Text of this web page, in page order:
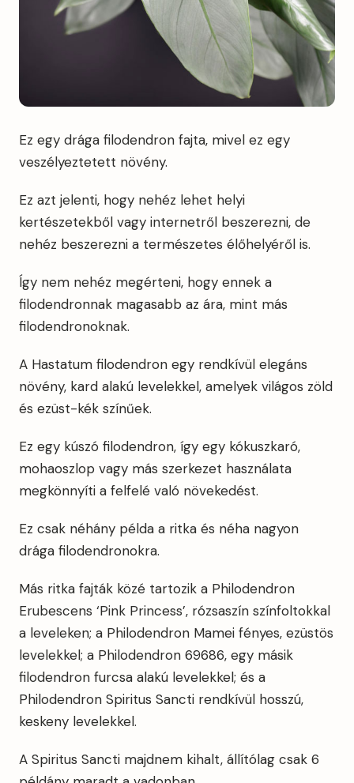
Ez egy drága filodendron fajta, mivel ez egy
veszélyeztetett növény.
Ez azt jelenti, hogy nehéz lehet helyi
kertészetekből vagy internetről beszerezni, de
nehéz beszerezni a természetes élőhelyéről is.
Így nem nehéz megérteni, hogy ennek a
filodendronnak magasabb az ára, mint más
filodendronoknak.
A Hastatum filodendron egy rendkívül elegáns
növény, kard alakú levelekkel, amelyek világos zöld
és ezüst-kék színűek.
Ez egy kúszó filodendron, így egy kókuszkaró,
mohaoszlop vagy más szerkezet használata
megkönnyíti a felfelé való növekedést.
Ez csak néhány példa a ritka és néha nagyon
drága filodendronokra.
Más ritka fajták közé tartozik a Philodendron
Erubescens ‘Pink Princess’, rózsaszín színfoltokkal
a leveleken; a Philodendron Mamei fényes, ezüstös
levelekkel; a Philodendron 69686, egy másik
filodendron furcsa alakú levelekkel; és a
Philodendron Spiritus Sancti rendkívül hosszú,
keskeny levelekkel.
A Spiritus Sancti majdnem kihalt, állítólag csak 6